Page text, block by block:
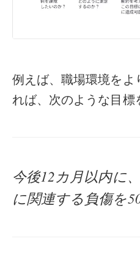
例えば、職場環境を
れば、次のような目標
今後12カ月以内に
に関連する負傷を